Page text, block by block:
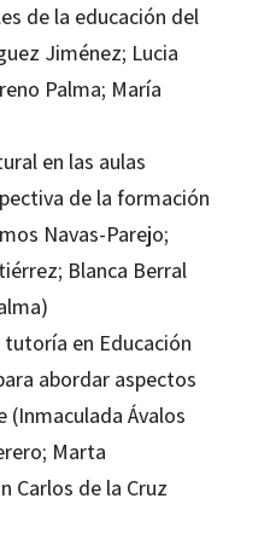
de la educación del
Jiménez; Lucia
Palma; María
en las aulas
de la formación
Navas-Parejo;
Blanca Berral
tutoría en Educación
abordar aspectos
(Inmaculada Ávalos
Marta
Carlos de la Cruz